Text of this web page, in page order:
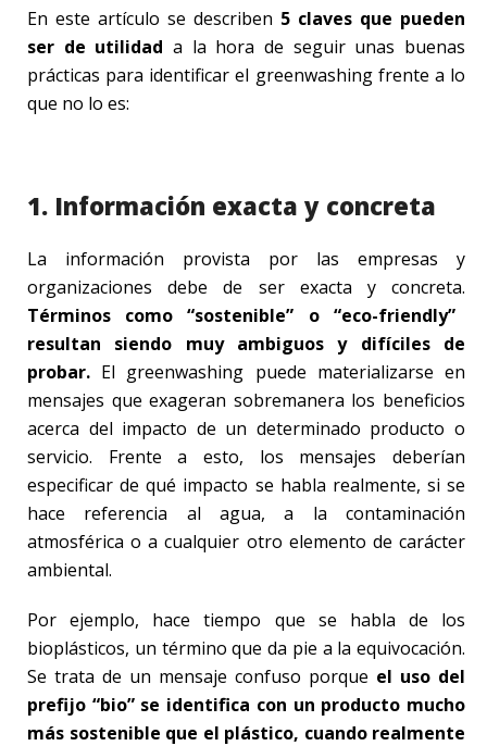
En este artículo se describen 5 claves que pueden
ser de utilidad a la hora de seguir unas buenas
prácticas para identificar el greenwashing frente a lo
que no lo es:
1. Información exacta y concreta
La información provista por las empresas y
organizaciones debe de ser exacta y concreta.
Términos como “sostenible” o “eco-friendly”
resultan siendo muy ambiguos y difíciles de
probar. El greenwashing puede materializarse en
mensajes que exageran sobremanera los beneficios
acerca del impacto de un determinado producto o
servicio. Frente a esto, los mensajes deberían
especificar de qué impacto se habla realmente, si se
hace referencia al agua, a la contaminación
atmosférica o a cualquier otro elemento de carácter
ambiental.
Por ejemplo, hace tiempo que se habla de los
bioplásticos, un término que da pie a la equivocación.
Se trata de un mensaje confuso porque el uso del
prefijo “bio” se identifica con un producto mucho
más sostenible que el plástico, cuando realmente